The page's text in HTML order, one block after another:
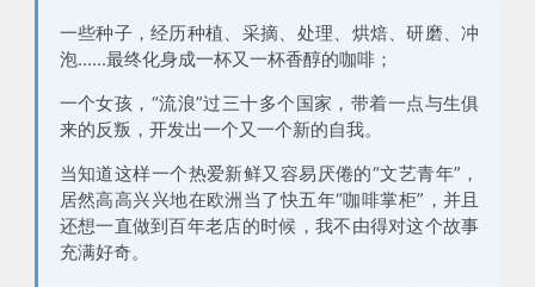
一些种子，经历种植、采摘、处理、烘焙、研磨、冲
泡......最终化身成一杯又一杯香醇的咖啡；
一个女孩，“流浪”过三十多个国家，带着一点与生俱
来的反叛，开发出一个又一个新的自我。
当知道这样一个热爱新鲜又容易厌倦的“文艺青年”，
居然高高兴兴地在欧洲当了快五年“咖啡掌柜”，并且
还想一直做到百年老店的时候，我不由得对这个故事
充满好奇。